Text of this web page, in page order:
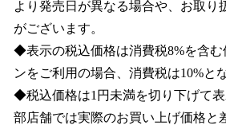
より発売日が異なる場合や、お取り
がございます。
◆表示の税込価格は消費税8%を含む
ンをご利用の場合、消費税は10%と
◆税込価格は1円未満を切り下げて
部店舗では実際のお買い上げ価格と